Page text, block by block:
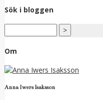
Sök i bloggen
Om
Anna Iwers Isaksson